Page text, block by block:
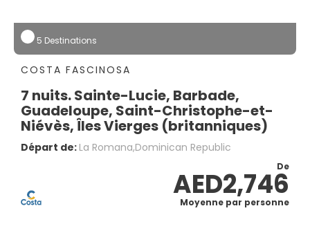
5 Destinations
COSTA FASCINOSA
7 nuits. Sainte-Lucie, Barbade,
Guadeloupe, Saint-Christophe-et-
Niévès, Îles Vierges (britanniques)
Départ de: La Romana,dominican Republic
De
AED2,746
Moyenne par personne